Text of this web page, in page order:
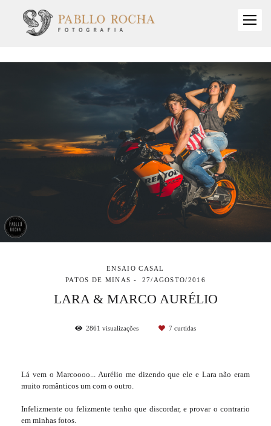
ENSAIO CASAL
PATOS DE MINAS
27/AGOSTO/2016
LARA & MARCO AURÉLIO
2861 visualizações 7 curtidas
Lá vem o Marcoooo... Aurélio me dizendo que ele e Lara não eram
muito românticos um com o outro.
Infelizmente ou felizmente tenho que discordar, e provar o contrario
em minhas fotos.